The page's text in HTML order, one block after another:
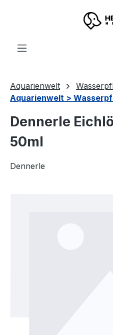
Zum Hauptinhalt springen
Aquarienwelt
Aquarienwelt >
Dennerle
50ml
Dennerle